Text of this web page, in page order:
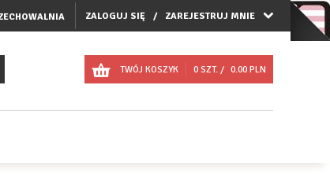
ZALOGUJ SIĘ ZAREJESTRUJ MNIE
TWÓJ KOSZYK 0 SZT. / 0.00 PLN